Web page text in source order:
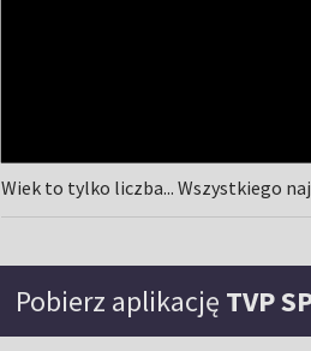
Wiek to tylko liczba... Wszystkiego
Pobierz aplikację TVP